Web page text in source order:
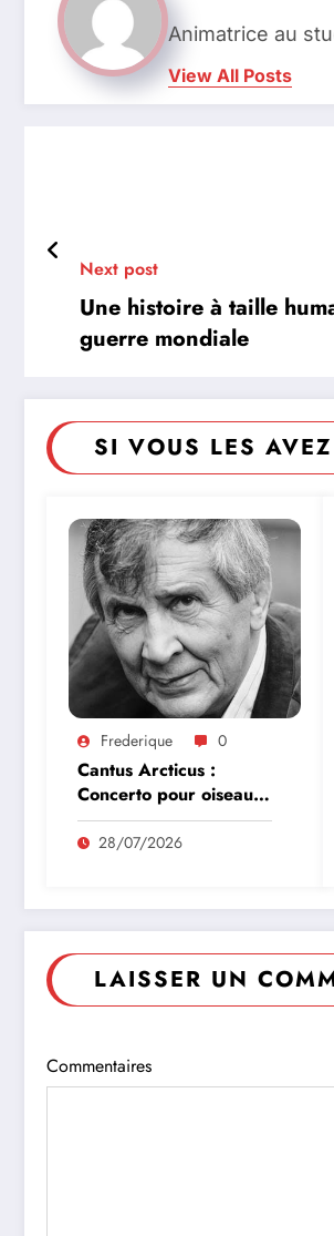
Animatrice au
View All Posts
Next post
Une histoire à taille
guerre mondiale
SI VOUS LES
Frederique 0
Cantus Arcticus :
Concerto pour oiseaux
et orchestre de
Einojuhani
28/07/2026
LAISSER UN
Commentaires